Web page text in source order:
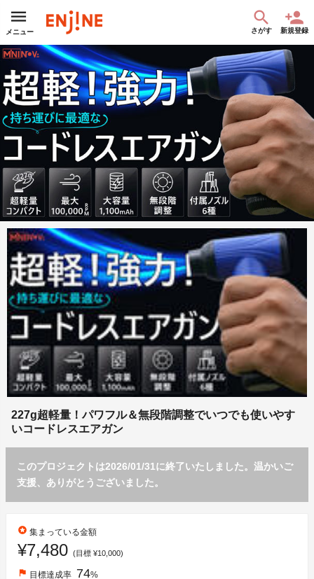
メニュー さがす 新規登録
227g超軽量！パワフル＆無段階調整でいつでも使いやす
いコードレスエアガン
このプロジェクトは2026/01/31に終了いたしました。温かいご
支援、ありがとうございました。
stars 集まっている金額
¥7,480 (目標 ¥10,000)
flag 目標達成率 74%